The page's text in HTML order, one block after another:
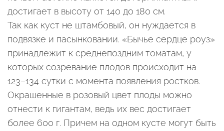
достигает в высоту от 140 до 180 см.
Так как куст не штамбовый, он нуждается в
подвязке и пасынковании. «Бычье сердце роуз»
принадлежит к среднепоздним томатам, у
которых созревание плодов происходит на
123–134 сутки с момента появления ростков.
Окрашенные в розовый цвет плоды можно
отнести к гигантам, ведь их вес достигает
более 600 г. Причем на одном кусте могут быть